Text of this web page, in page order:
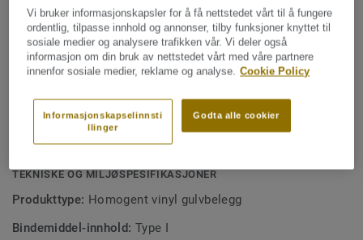
Inneholder i gjennomsnitt 25 % resirkulert materiale
Premium Pro-overflate som gjør rengjøring enklere og
overflaten mer robust
Moderne og harmoniske farger
Fargekoordinert sveisetråd for perfekt resultat
TEKNISKE OG MILJØSPESIFIKASJONER
Produkttype: Homogent vinyl gulvbelegg
Bindemiddel-innhold: Type I
Vi bruker informasjonskapsler for å få nettstedet vårt til å fungere
ordentlig, tilpasse innhold og annonser, tilby funksjoner knyttet til
sosiale medier og analysere trafikken vår. Vi deler også
informasjon om din bruk av nettstedet vårt med våre partnere
innenfor sosiale medier, reklame og analyse. Cookie Policy
Godta alle cookier
Informasjonskapselinnsti
llinger